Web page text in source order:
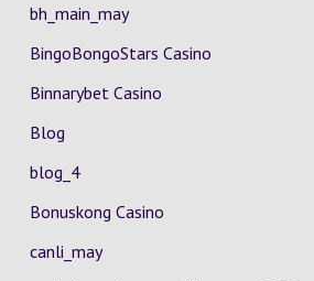
bh_main_may
BingoBongoStars Casino
Binnarybet Casino
Blog
blog_4
Bonuskong Casino
canli_may